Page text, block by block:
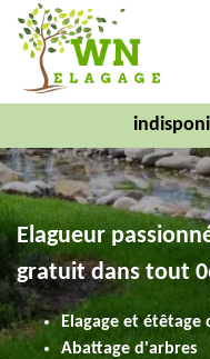
Elagueur
gratuit dans tout
Elagage et étêtage
Abattage d'arbres